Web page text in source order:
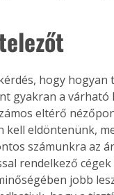
a
az
hogy hogyan
gyakran a
eltérő
eldöntenünk,
számunkra az
rendelkező
jobb